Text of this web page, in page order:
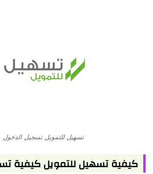
تسهيل للتمويل تسجيل الدخول
كيفية تسهيل للتمويل كيفية